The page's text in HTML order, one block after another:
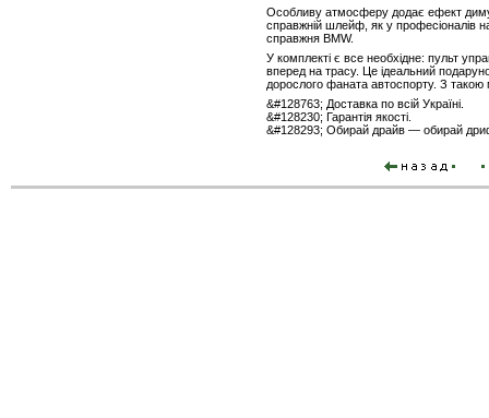
Особливу атмосферу додає ефект
справжній шлейф, як у професіоналів
справжня BMW.
У комплекті є все необхідне: пульт
вперед на трасу. Це ідеальний
дорослого фаната автоспорту. З
&#128763; Доставка по всій Україні.
&#128230; Гарантія якості.
&#128293; Обирай драйв — обирай